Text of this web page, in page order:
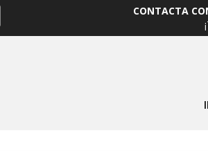
CONTACTA